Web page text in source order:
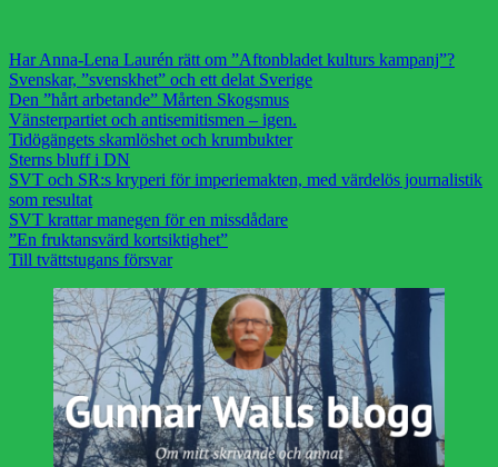
Har Anna-Lena Laurén rätt om ”Aftonbladet kulturs kampanj”?
Svenskar, ”svenskhet” och ett delat Sverige
Den ”hårt arbetande” Mårten Skogsmus
Vänsterpartiet och antisemitismen – igen.
Tidögängets skamlöshet och krumbukter
Sterns bluff i DN
SVT och SR:s kryperi för imperiemakten, med värdelös journalistik
som resultat
SVT krattar manegen för en missdådare
”En fruktansvärd kortsiktighet”
Till tvättstugans försvar